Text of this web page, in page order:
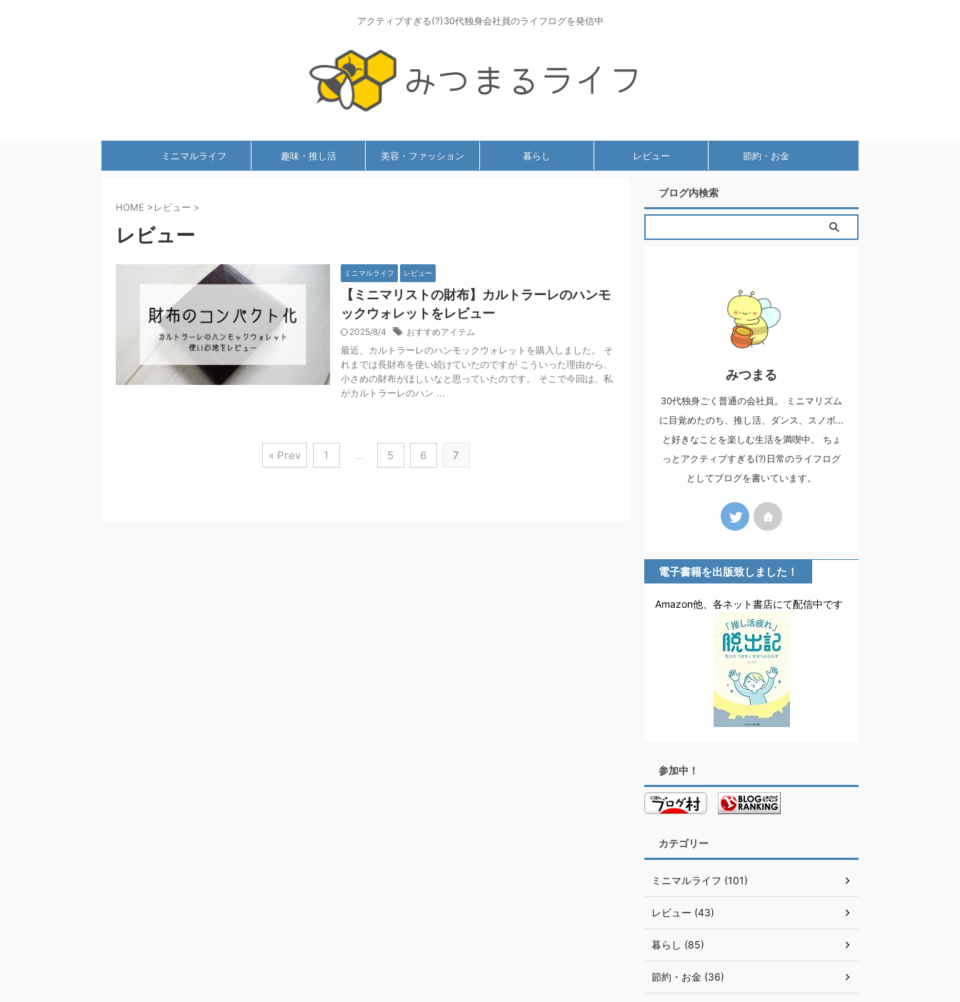
アクティブすぎる(?)30代独身会社員のライフログを発信中
ミニマルライフ 趣味・推し活 美容・ファッション 暮らし レビュー 節約・お金
HOME >レビュー >
レビュー
ミニマルライフ レビュー
【ミニマリストの財布】カルトラーレのハンモ
ックウォレットをレビュー
2025/8/4 おすすめアイテム
最近、カルトラーレのハンモックウォレットを購入しました。 そ
れまでは長財布を使い続けていたのですが こういった理由から、
小さめの財布がほしいなと思っていたのです。 そこで今回は、私
がカルトラーレのハン ...
« Prev 1 … 5 6 7
ブログ内検索
みつまる
30代独身ごく普通の会社員。 ミニマリズム
に目覚めたのち、推し活、ダンス、スノボ…
と好きなことを楽しむ生活を満喫中。 ちょ
っとアクティブすぎる(?)日常のライフログ
としてブログを書いています。
電子書籍を出版致しました！
Amazon他、各ネット書店にて配信中です
参加中！
カテゴリー
ミニマルライフ (101)
レビュー (43)
暮らし (85)
節約・お金 (36)